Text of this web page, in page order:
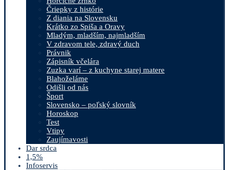
Čriepky z histórie
Z diania na Slovensku
Krátko zo Spiša a Oravy
Mladým, mladším, najmladším
V zdravom tele, zdravý duch
Právnik
Zápisník včelára
Zuzka varí – z kuchyne starej matere
Blahoželáme
Odišli od nás
Šport
Slovensko – poľský slovník
Horoskop
Test
Vtipy
Zaujímavosti
Dar srdca
1,5%
Infoservis